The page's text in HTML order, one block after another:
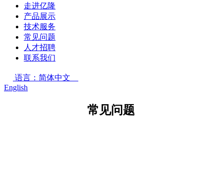
走进亿隆
产品展示
技术服务
常见问题
人才招聘
联系我们
语言：简体中文
English
常见问题